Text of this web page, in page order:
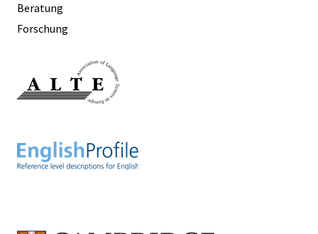
Beratung
Forschung